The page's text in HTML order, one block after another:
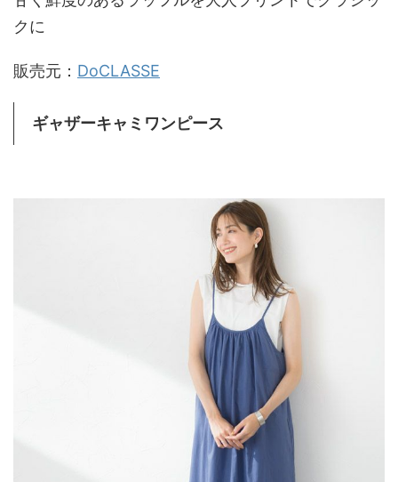
クに
販売元： DoCLASSE
ギャザーキャミワンピース